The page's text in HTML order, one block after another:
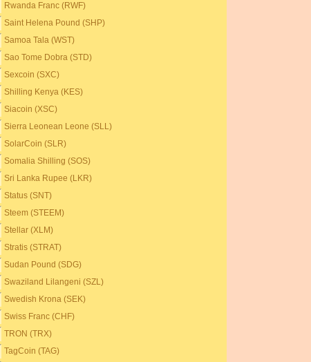
Rwanda Franc (RWF)
Saint Helena Pound (SHP)
Samoa Tala (WST)
Sao Tome Dobra (STD)
Sexcoin (SXC)
Shilling Kenya (KES)
Siacoin (XSC)
Sierra Leonean Leone (SLL)
SolarCoin (SLR)
Somalia Shilling (SOS)
Sri Lanka Rupee (LKR)
Status (SNT)
Steem (STEEM)
Stellar (XLM)
Stratis (STRAT)
Sudan Pound (SDG)
Swaziland Lilangeni (SZL)
Swedish Krona (SEK)
Swiss Franc (CHF)
TRON (TRX)
TagCoin (TAG)